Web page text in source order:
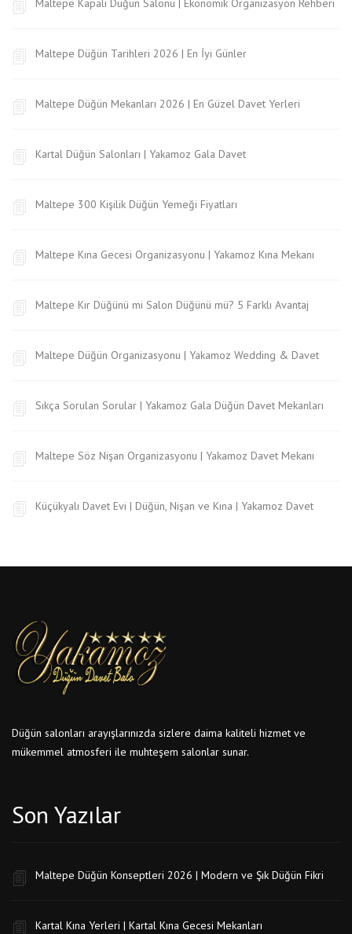
Maltepe Kapalı Düğün Salonu | Ekonomik Organizasyon Rehberi
Maltepe Düğün Tarihleri 2026 | En İyi Günler
Maltepe Düğün Mekanları 2026 | En Güzel Davet Yerleri
Kartal Düğün Salonları | Yakamoz Gala Davet
Maltepe 300 Kişilik Düğün Yemeği Fiyatları
Maltepe Kına Gecesi Organizasyonu | Yakamoz Kına Mekanı
Maltepe Kır Düğünü mi Salon Düğünü mü? 5 Farklı Avantaj
Maltepe Düğün Organizasyonu | Yakamoz Wedding & Davet
Sıkça Sorulan Sorular | Yakamoz Gala Düğün Davet Mekanları
Maltepe Söz Nişan Organizasyonu | Yakamoz Davet Mekanı
Küçükyalı Davet Evi | Düğün, Nişan ve Kına | Yakamoz Davet
Düğün salonları arayışlarınızda sizlere daima kaliteli hizmet ve
mükemmel atmosferi ile muhteşem salonlar sunar.
Son Yazılar
Maltepe Düğün Konseptleri 2026 | Modern ve Şık Düğün Fikri
Kartal Kına Yerleri | Kartal Kına Gecesi Mekanları